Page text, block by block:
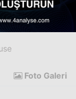
Foto Galeri